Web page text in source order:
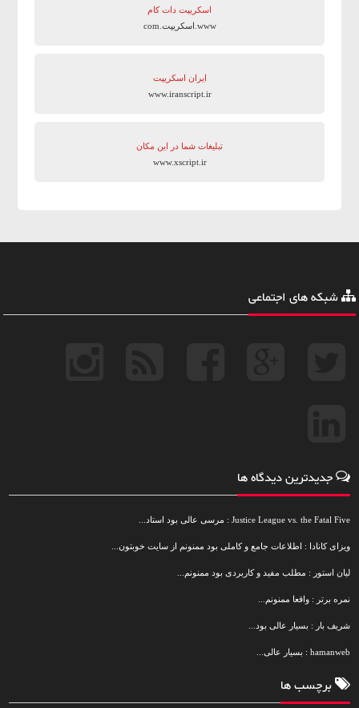
اسکریپت دات کام
www.اسکریپت.com
ایران اسکریپت
www.iranscript.ir
تبلیغات شما در این مکان
www.xscript.ir
شبکه های اجتماعی
جدیدترین دیدگاه ها
Justice League vs. the Fatal Five : مرسی عالی بود استاد...
ویزای کانادا : اطلاعات جامع و کاملی بود ممنونم از سایت خوبتون...
لیان استور : مطلب مفید و کاربردی بود ممنونم...
نمره برتر : واقعا ممنونم...
شریف بار : بسیار عالی بود...
hamanweb : بسیار عالی...
برچسب ها